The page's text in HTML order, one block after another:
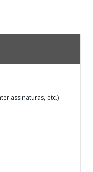
assinaturas, etc.)